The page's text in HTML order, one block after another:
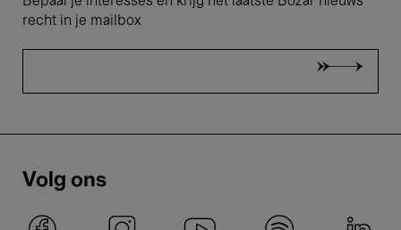
recht in je mailbox
Volg ons